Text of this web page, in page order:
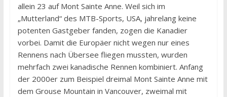
allein 23 auf Mont Sainte Anne. Weil sich im
„Mutterland“ des MTB-Sports, USA, jahrelang keine
potenten Gastgeber fanden, zogen die Kanadier
vorbei. Damit die Europäer nicht wegen nur eines
Rennens nach Übersee fliegen mussten, wurden
mehrfach zwei kanadische Rennen kombiniert. Anfang
der 2000er zum Beispiel dreimal Mont Sainte Anne mit
dem Grouse Mountain in Vancouver, zweimal mit